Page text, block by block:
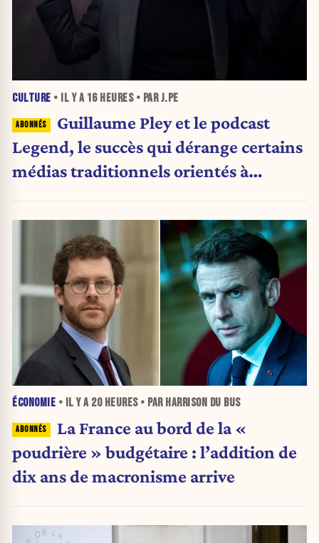
CULTURE • IL Y A 16 HEURES• PAR J.PE
Guillaume Pley et le podcast
Legend, le succès qui dérange certains
médias traditionnels orientés à
ÉCONOMIE • IL Y A 20 HEURES• PAR HARRISON DU BUS
La France au bord de la «
poudrière » budgétaire : l’addition de
dix ans de macronisme arrive